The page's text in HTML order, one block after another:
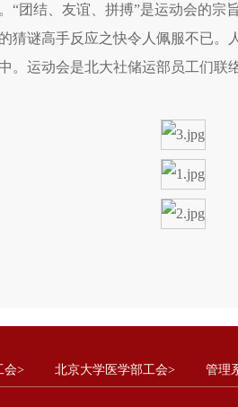
“团结、友谊、拼搏”是运动会的
猜谜高手反应之快令人佩服不已
。运动会是北大社储运部员工们
会> 北京大学医学部工会> 管理